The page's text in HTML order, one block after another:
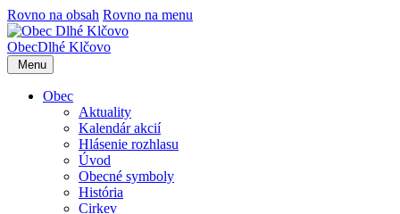
Rovno na obsah Rovno na menu
ObecDlhé Klčovo
Menu
Obec
Aktuality
Kalendár akcií
Hlásenie rozhlasu
Úvod
Obecné symboly
História
Cirkev